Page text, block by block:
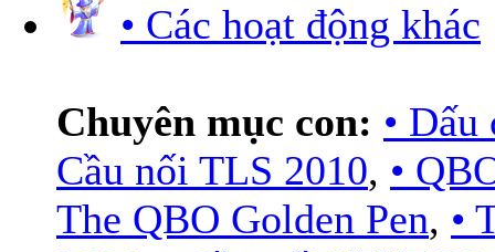
• Các hoạt động khác
Chuyên mục con: •
Cầu nối TLS 2010, •
The QBO Golden Pen, •